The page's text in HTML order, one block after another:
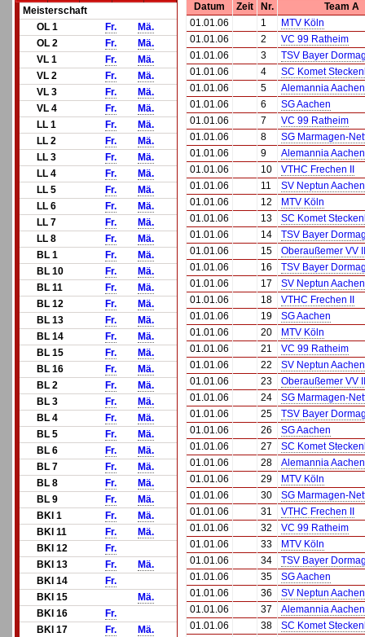
Meisterschaft
OL 1
Fr.
Mä.
OL 2
Fr.
Mä.
VL 1
Fr.
Mä.
VL 2
Fr.
Mä.
VL 3
Fr.
Mä.
VL 4
Fr.
Mä.
LL 1
Fr.
Mä.
LL 2
Fr.
Mä.
LL 3
Fr.
Mä.
LL 4
Fr.
Mä.
LL 5
Fr.
Mä.
LL 6
Fr.
Mä.
LL 7
Fr.
Mä.
LL 8
Fr.
Mä.
BL 1
Fr.
Mä.
BL 10
Fr.
Mä.
BL 11
Fr.
Mä.
BL 12
Fr.
Mä.
BL 13
Fr.
Mä.
BL 14
Fr.
Mä.
BL 15
Fr.
Mä.
BL 16
Fr.
Mä.
BL 2
Fr.
Mä.
BL 3
Fr.
Mä.
BL 4
Fr.
Mä.
BL 5
Fr.
Mä.
BL 6
Fr.
Mä.
BL 7
Fr.
Mä.
BL 8
Fr.
Mä.
BL 9
Fr.
Mä.
BKl 1
Fr.
Mä.
BKl 11
Fr.
Mä.
BKl 12
Fr.
BKl 13
Fr.
Mä.
BKl 14
Fr.
BKl 15
Mä.
BKl 16
Fr.
BKl 17
Fr.
Mä.
Datum Zeit Nr.
Team A
01.01.06
1
MTV Köln
01.01.06
2
VC 99 Ratheim
01.01.06
3
TSV Bayer
01.01.06
4
SC Komet
01.01.06
5
Alemannia
01.01.06
6
SG Aachen
01.01.06
7
VC 99 Ratheim
01.01.06
8
SG Marmagen-
01.01.06
9
Alemannia
01.01.06
10
VTHC Frechen II
01.01.06
11
SV Neptun Aachen
01.01.06
12
MTV Köln
01.01.06
13
SC Komet
01.01.06
14
TSV Bayer
01.01.06
15
Oberaußemer VV II
01.01.06
16
TSV Bayer
01.01.06
17
SV Neptun Aachen
01.01.06
18
VTHC Frechen II
01.01.06
19
SG Aachen
01.01.06
20
MTV Köln
01.01.06
21
VC 99 Ratheim
01.01.06
22
SV Neptun Aachen
01.01.06
23
Oberaußemer VV II
01.01.06
24
SG Marmagen-
01.01.06
25
TSV Bayer
01.01.06
26
SG Aachen
01.01.06
27
SC Komet
01.01.06
28
Alemannia
01.01.06
29
MTV Köln
01.01.06
30
SG Marmagen-
01.01.06
31
VTHC Frechen II
01.01.06
32
VC 99 Ratheim
01.01.06
33
MTV Köln
01.01.06
34
TSV Bayer
01.01.06
35
SG Aachen
01.01.06
36
SV Neptun Aachen
01.01.06
37
Alemannia
01.01.06
38
SC Komet